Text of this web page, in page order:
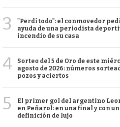
3
"Perdí todo": el conmovedor
ayuda de una periodista
incendio de su casa
4
Sorteo del 5 de Oro de este
agosto de 2026: números
pozos y aciertos
5
El primer gol del argentino
en Peñarol: en una final y con
definición de lujo